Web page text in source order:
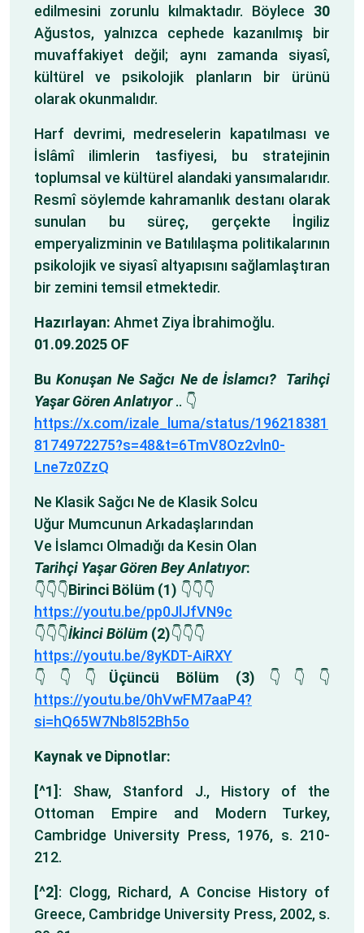
edilmesini zorunlu kılmaktadır. Böylece 30
Ağustos, yalnızca cephede kazanılmış bir
muvaffakiyet değil; aynı zamanda siyasî,
kültürel ve psikolojik planların bir ürünü
olarak okunmalıdır.
Harf devrimi, medreselerin kapatılması ve
İslâmî ilimlerin tasfiyesi, bu stratejinin
toplumsal ve kültürel alandaki yansımalarıdır.
Resmî söylemde kahramanlık destanı olarak
sunulan bu süreç, gerçekte İngiliz
emperyalizminin ve Batılılaşma politikalarının
psikolojik ve siyasî altyapısını sağlamlaştıran
bir zemini temsil etmektedir.
Hazırlayan: Ahmet Ziya İbrahimoğlu.
01.09.2025 OF
Bu Konuşan Ne Sağcı Ne de İslamcı?
Tarihçi
Yaşar Gören Anlatıyor.. 👇
https://x.com/izale_luma/status/196218381
8174972275?s=48&t=6TmV8Oz2vln0-
Lne7z0ZzQ
Ne Klasik Sağcı Ne de Klasik Solcu
Uğur Mumcunun Arkadaşlarından
Ve İslamcı Olmadığı da Kesin Olan
Tarihçi Yaşar Gören Bey Anlatıyor:
👇👇👇Birinci Bölüm (1) 👇👇👇
https://youtu.be/pp0JlJfVN9c
👇👇👇İkinci Bölüm (2)👇👇👇
https://youtu.be/8yKDT-AiRXY
👇👇👇 Üçüncü Bölüm (3) 👇👇👇
https://youtu.be/0hVwFM7aaP4?
si=hQ65W7Nb8l52Bh5o
Kaynak ve Dipnotlar:
[^1] : Shaw, Stanford J., History of the
Ottoman Empire and Modern Turkey,
Cambridge University Press, 1976, s. 210-
212.
[^2] : Clogg, Richard, A Concise History of
Greece, Cambridge University Press, 2002, s.